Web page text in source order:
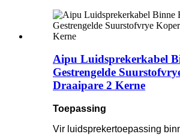
Aipu Luidsprekerkabel
Gestrengelde
Draaipare 2 Kerne
Toepassing
Vir luidsprekertoepassing